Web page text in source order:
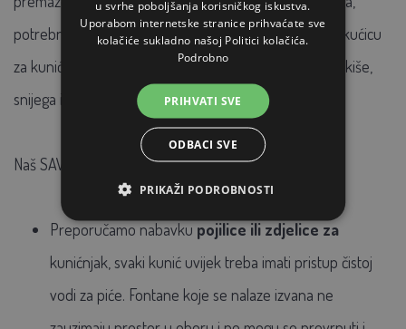
potrebno je obnoviti zaštitni premaz. Zatim postavite kućicu
za kuniće na idealan način tako da bude zaštićena od kiše,
snijega i jake sunčeve svjetlosti
Naš SAVJET za dodatne kupovine:
Preporučamo nabavkupojilice ili zdjeliceza
kunićnjak, svaki kunić uvijek treba imati pristup čistoj
vodi za piće. Fontane koje se nalaze izvana ne
u svrhe poboljšanja korisničkog iskustva.
Uporabom internetske stranice prihvaćate sve
kolačiće sukladno našoj Politici kolačića.
Podrobno
PRIHVATI SVE
ODBACI SVE
PRIKAŽI PODROBNOSTI